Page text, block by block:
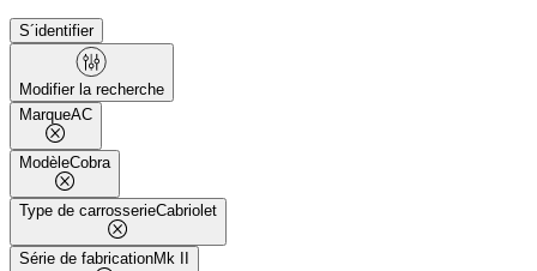
S´identifier
Modifier la recherche
MarqueAC
ModèleCobra
Type de carrosserieCabriolet
Série de fabricationMk II